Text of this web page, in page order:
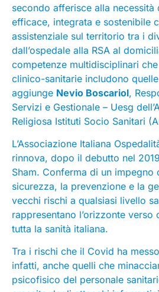
secondo afferisce alla necessità
efficace, integrata e sostenibile
assistenziale sul territorio tra i
dall’ospedale alla RSA al
competenze multidisciplinari
clinico-sanitarie includono
aggiunge Nevio Boscariol,
Servizi e Gestionale – Uesg
Religiosa Istituti Socio Sanitari
L’Associazione Italiana
rinnova, dopo il debutto nel
Sham. Conferma di un impegno
sicurezza, la prevenzione e la
vecchi rischi a qualsiasi livello
rappresentano l’orizzonte
tutta la sanità italiana.
Tra i rischi che il Covid ha
infatti, anche quelli che
psicofisico del personale